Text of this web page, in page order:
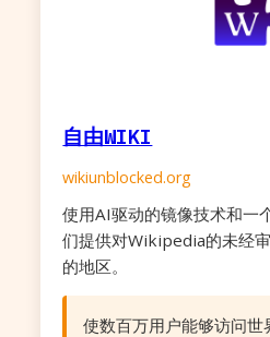
自由WIKI
wikiunblocked.org
使用AI驱动的镜像技术和一
们提供对Wikipedia的未经
的地区。
使数百万用户能够访问